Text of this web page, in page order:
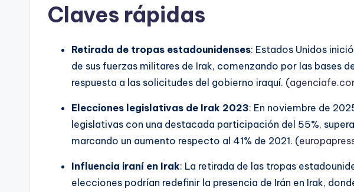
Claves rápidas
Retirada de tropas estadounidenses: Estados Unidos
de sus fuerzas militares de Irak, comenzando por las bases
respuesta a las solicitudes del gobierno iraquí. (
Elecciones legislativas de Irak 2023: En noviembre de
legislativas con una destacada participación del 55%,
marcando un aumento respecto al 41% de 2021. (
Influencia iraní en Irak: La retirada de las tropas
elecciones podrían redefinir la presencia de Irán en Irak,